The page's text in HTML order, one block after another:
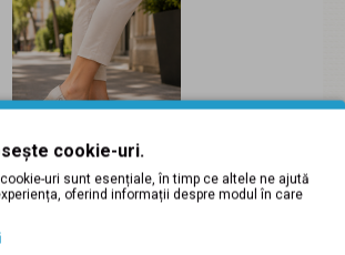
cookie-uri.
uri sunt esențiale, în timp ce altele ne ajută
oferind informații despre modul în care
bej din piele naturala perforata cu talpa